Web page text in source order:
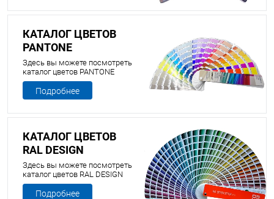
КАТАЛОГ ЦВЕТОВ
PANTONE
Здесь вы можете посмотреть
каталог цветов PANTONE
Подробнее
КАТАЛОГ ЦВЕТОВ
RAL DESIGN
Здесь вы можете посмотреть
каталог цветов RAL DESIGN
Подробнее